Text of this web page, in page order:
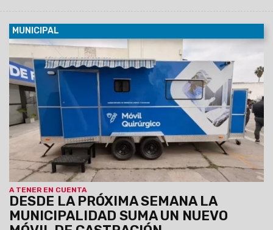
MUNICIPAL
A TENER EN CUENTA
DESDE LA PRÓXIMA SEMANA LA
MUNICIPALIDAD SUMA UN NUEVO
08/08/2026 La unidad, equipada con dos camillas, será
instalada de manera fija del lunes 10 al viernes 14 de agosto
en el SUM del barrio Sanidad, donde atenderá de 8.30 a 13 hs.
Los turnos se entregarán previamente vía Whatsapp
comunicándose al: 3872102659 y 3874861402